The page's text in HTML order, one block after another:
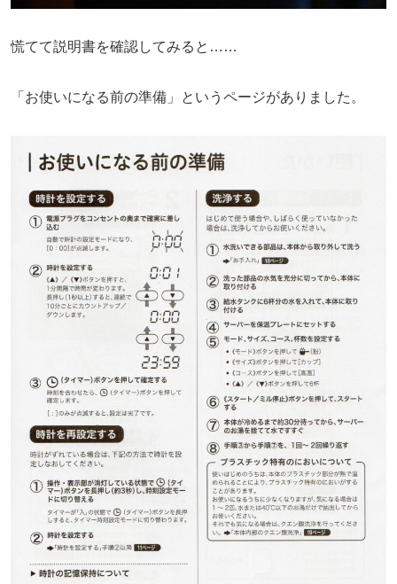
慌てて説明書を確認してみると……
「お使いになる前の準備」というページがありました。